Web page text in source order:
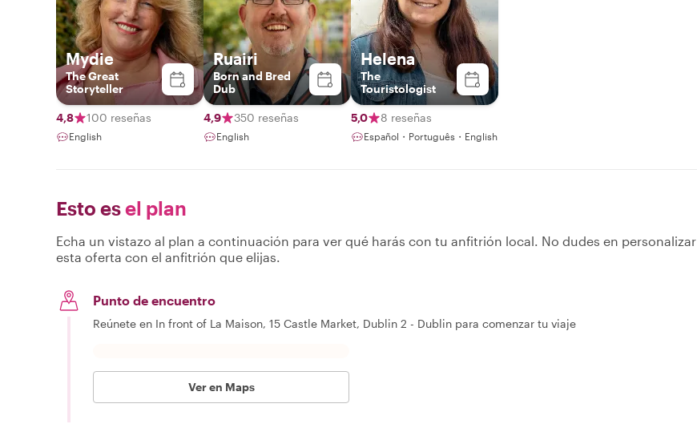
Mydie
The Great
Storyteller
4,8 100 reseñas
English
Ruairi
Born and Bred
Dub
4,9 350 reseñas
English
Helena
The
Touristologist
5,0 8 reseñas
Español・Português・English
Esto esel plan
Echa un vistazo al plan a continuación para ver qué harás con tu anfitrión local. No dudes en personalizar
esta oferta con el anfitrión que elijas.
Punto de encuentro
Reúnete en In front of La Maison, 15 Castle Market, Dublin 2 - Dublin para comenzar tu viaje
Ver en Maps